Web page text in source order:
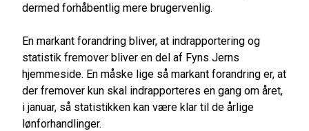
dermed forhåbentlig mere brugervenlig.
En markant forandring bliver, at indrapportering og
statistik fremover bliver en del af Fyns Jerns
hjemmeside. En måske lige så markant forandring er, at
der fremover kun skal indrapporteres en gang om året,
i januar, så statistikken kan være klar til de årlige
lønforhandlinger.